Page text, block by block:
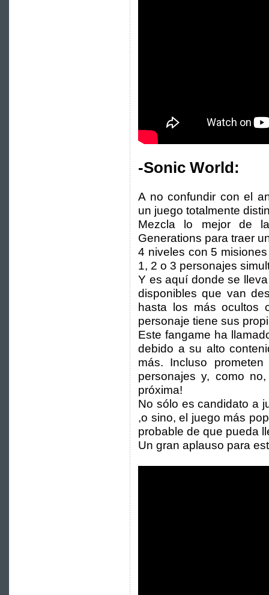
-Sonic World:
A no confundir con el
un juego totalmente
Mezcla lo mejor de
Generations para traer
4 niveles con 5
1, 2 o 3 personajes
Y es aquí donde se
disponibles que van
hasta los más ocultos
personaje tiene sus
Este fangame ha
debido a su alto
más. Incluso
personajes y, como
próxima!
No sólo es candidato a
,o sino, el juego más
probable de que pueda
Un gran aplauso para